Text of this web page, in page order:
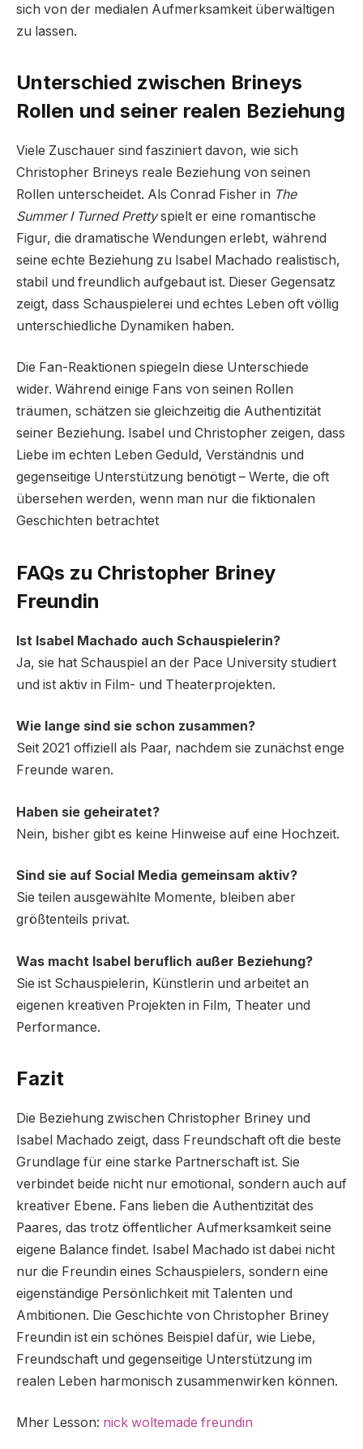
sich von der medialen Aufmerksamkeit überwältigen
zu lassen.
Unterschied zwischen Brineys
Rollen und seiner realen Beziehung
Viele Zuschauer sind fasziniert davon, wie sich
Christopher Brineys reale Beziehung von seinen
Rollen unterscheidet. Als Conrad Fisher in The
Summer I Turned Prettyspielt er eine romantische
Figur, die dramatische Wendungen erlebt, während
seine echte Beziehung zu Isabel Machado realistisch,
stabil und freundlich aufgebaut ist. Dieser Gegensatz
zeigt, dass Schauspielerei und echtes Leben oft völlig
unterschiedliche Dynamiken haben.
Die Fan-Reaktionen spiegeln diese Unterschiede
wider. Während einige Fans von seinen Rollen
träumen, schätzen sie gleichzeitig die Authentizität
seiner Beziehung. Isabel und Christopher zeigen, dass
Liebe im echten Leben Geduld, Verständnis und
gegenseitige Unterstützung benötigt – Werte, die oft
übersehen werden, wenn man nur die fiktionalen
Geschichten betrachtet
FAQs zu Christopher Briney
Freundin
Ist Isabel Machado auch Schauspielerin?
Ja, sie hat Schauspiel an der Pace University studiert
und ist aktiv in Film- und Theaterprojekten.
Wie lange sind sie schon zusammen?
Seit 2021 offiziell als Paar, nachdem sie zunächst enge
Freunde waren.
Haben sie geheiratet?
Nein, bisher gibt es keine Hinweise auf eine Hochzeit.
Sind sie auf Social Media gemeinsam aktiv?
Sie teilen ausgewählte Momente, bleiben aber
größtenteils privat.
Was macht Isabel beruflich außer Beziehung?
Sie ist Schauspielerin, Künstlerin und arbeitet an
eigenen kreativen Projekten in Film, Theater und
Performance.
Fazit
Die Beziehung zwischen Christopher Briney und
Isabel Machado zeigt, dass Freundschaft oft die beste
Grundlage für eine starke Partnerschaft ist. Sie
verbindet beide nicht nur emotional, sondern auch auf
kreativer Ebene. Fans lieben die Authentizität des
Paares, das trotz öffentlicher Aufmerksamkeit seine
eigene Balance findet. Isabel Machado ist dabei nicht
nur die Freundin eines Schauspielers, sondern eine
eigenständige Persönlichkeit mit Talenten und
Ambitionen. Die Geschichte von Christopher Briney
Freundin ist ein schönes Beispiel dafür, wie Liebe,
Freundschaft und gegenseitige Unterstützung im
realen Leben harmonisch zusammenwirken können.
Mher Lesson: nick woltemade freundin